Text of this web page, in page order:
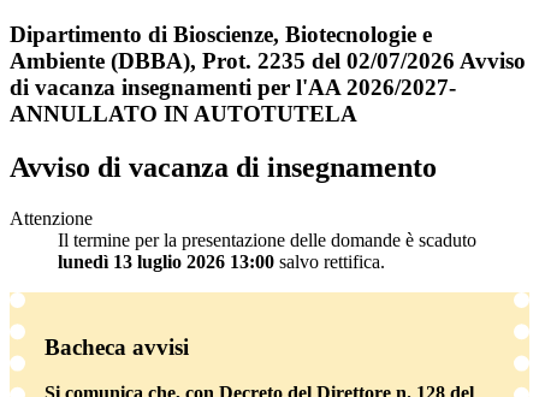
Dipartimento di Bioscienze, Biotecnologie e
Ambiente (DBBA), Prot. 2235 del 02/07/2026 Avviso
di vacanza insegnamenti per l'AA 2026/2027-
ANNULLATO IN AUTOTUTELA
Avviso di vacanza di insegnamento
Attenzione
Il termine per la presentazione delle domande è scaduto
lunedì 13 luglio 2026 13:00 salvo rettifica.
Bacheca avvisi